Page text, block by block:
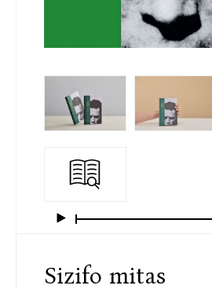
Sizifo mitas